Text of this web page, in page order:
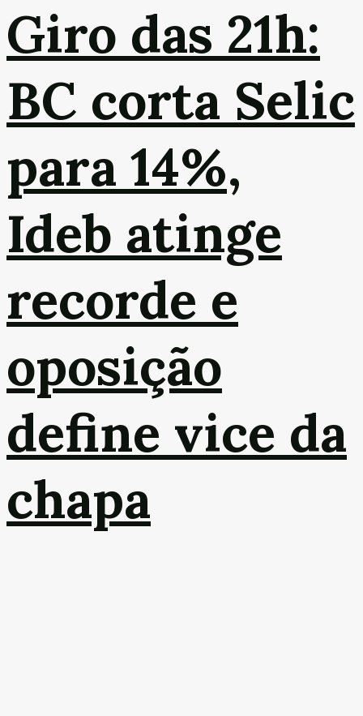
Giro das 21h:
BC corta Selic
para 14%,
Ideb atinge
recorde e
oposição
define vice da
chapa